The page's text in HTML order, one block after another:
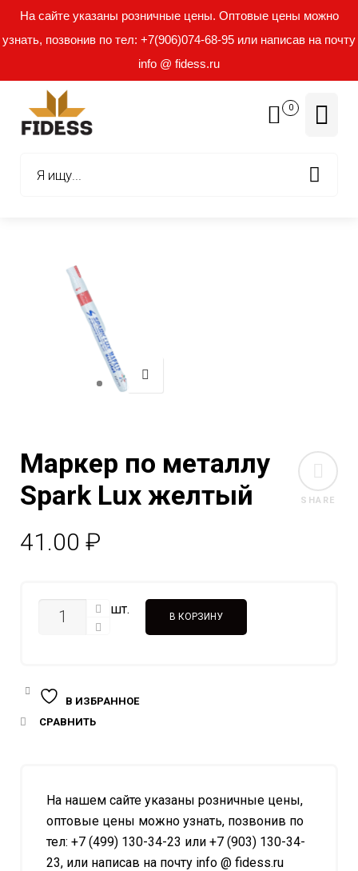
На сайте указаны розничные цены. Оптовые цены можно
узнать, позвонив по тел: +7(906)074-68-95 или написав на почту
info @ fidess.ru
0
SHARE
Маркер по металлу
Spark Lux желтый
41.00 ₽
КОЛИЧЕСТВО шт. В КОРЗИНУ
В ИЗБРАННОЕ
СРАВНИТЬ
На нашем сайте указаны розничные цены,
оптовые цены можно узнать, позвонив по
тел: +7 (499) 130-34-23 или +7 (903) 130-34-
23, или написав на почту info @ fidess.ru